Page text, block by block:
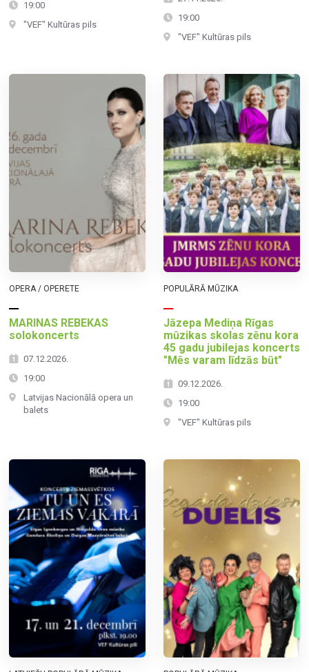
19:00
"VEF" Kultūras pils
19:00
"VEF" Kultūras pils
OPERA / OPERETE
MARINAS REBEKAS
solokoncerts
07.12.2026.
19:00
Latvijas Nacionālā opera un
balets
POPULĀRĀ MŪZIKA
Jāzepa Mediņa Rīgas
mūzikas skolas zēnu kora
45 gadu jubilejas koncerts
"Mēs varam līdzās būt"
09.12.2026.
19:00
"VEF" Kultūras pils